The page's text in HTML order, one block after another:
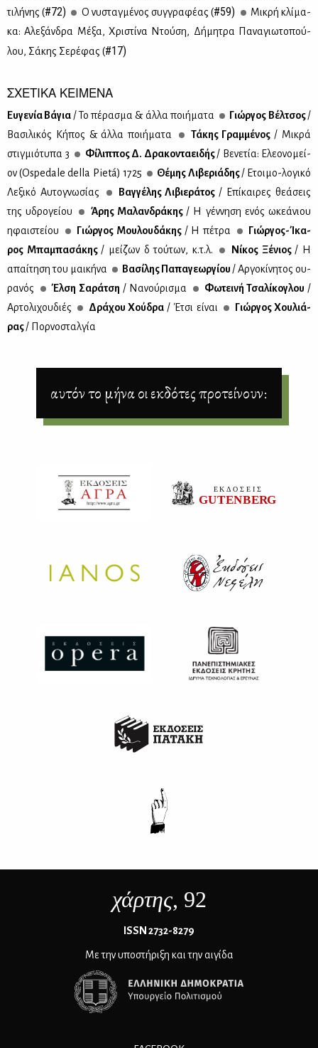
τι­λή­νης (#72) Ο νυ­σταγ­μέ­νος συγ­γρα­φέ­ας (#59)
Μι­κρή κλί­μα­
κα: Αλε­ξάν­δρα Μέ­ξα, Χρι­στί­να Ντού­ση, Δή­μη­τρα Πα­να­γιω­το­πού­
λου, Σά­κης Σε­ρέ­φας (#17)
ΣΧΕΤΙΚΑ ΚΕΙΜΕΝΑ
Ευ­γε­νία Βά­για / Το πέ­ρα­σμα & άλ­λα ποι­ή­μα­τα Γιώρ­γος Βέλ­τσος/
Βα­σι­λι­κός Κή­πος & άλ­λα ποι­ή­μα­τα
Τά­κης Γραμ­μέ­νος / Μι­κρά
στιγ­μιό­τυ­πα 3
Φί­λιπ­πος Δ. Δρα­κο­ντα­ει­δής/ Βε­νε­τία: Ελε­ο­νο­μεί­
ον (Ospedale della Pietá) 1725
Θέ­μης Λι­βε­ριά­δης/ Eτοι­μο-λο­γι­κό
Λε­ξι­κό Αυ­το­γνω­σί­ας
Βαγ­γέ­λης Λι­βιε­ρά­τος / Επί­και­ρες θε­ά­σεις
της υδρο­γεί­ου
Άρης Μα­λαν­δρά­κης / Η γέν­νη­ση ενός ωκε­ά­νιου
ηφαι­στεί­ου
Γιώρ­γος Μου­λου­δά­κης / Η πέ­τρα
Γιώρ­γος-Ίκα­
ρος Μπα­μπα­σά­κης / μεί­ζων δὲ τού­των, κ.τ.λ. Νί­κος Ξέ­νιος / Η
απαί­τη­ση του μαι­κή­να
Βα­σί­λης Πα­πα­γε­ωρ­γί­ου / Αρ­γο­κί­νη­τος ου­
ρα­νός
Έλ­ση Σα­ρά­τση / Να­νού­ρι­σμα Φω­τει­νή Τσα­λί­κο­γλου /
Αρ­το­λι­χου­διές
Δρά­χου Χού­δρα / Έτσι εί­ναι
Γιώρ­γος Χου­λιά­
ρας/ Πορ­νο­σταλ­γία
αυτόν το μήνα οι εκδότες προτείνουν:
χάρτης, 92
ΙSSN 2732-8279
Με την υποστήριξη και την αιγίδα